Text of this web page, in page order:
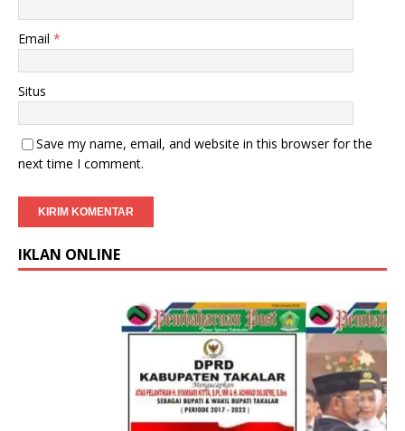
Email *
Situs
Save my name, email, and website in this browser for the
next time I comment.
IKLAN ONLINE